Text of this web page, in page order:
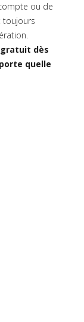
ou de
toujours
dès
quelle